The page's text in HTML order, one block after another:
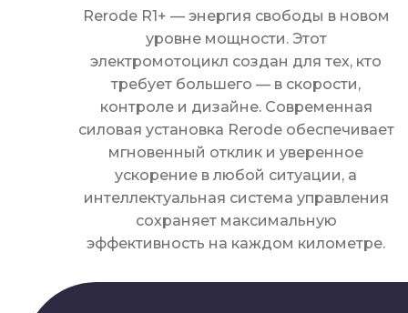
Rerode R1+ — энергия свободы в новом
уровне мощности. Этот
электромотоцикл создан для тех, кто
требует большего — в скорости,
контроле и дизайне. Современная
силовая установка Rerode обеспечивает
мгновенный отклик и уверенное
ускорение в любой ситуации, а
интеллектуальная система управления
сохраняет максимальную
эффективность на каждом километре.